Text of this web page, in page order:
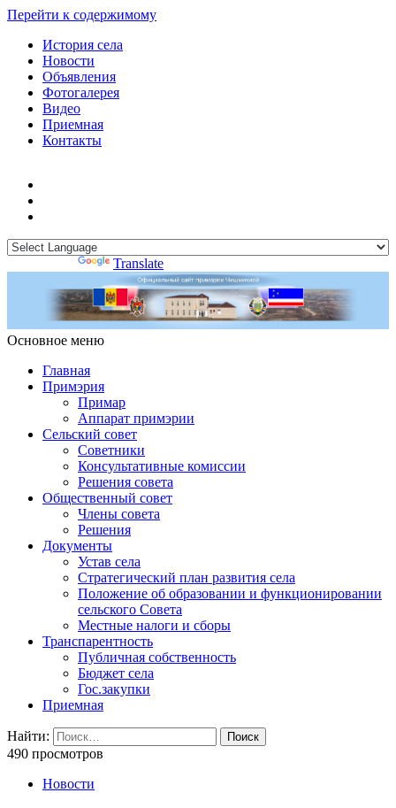
Перейти к содержимому
История села
Новости
Объявления
Фотогалерея
Видео
Приемная
Контакты
Translate
Основное меню
Примэрия Чишмикиой
Главная
Примэрия
Примар
Аппарат примэрии
Сельский совет
Советники
Консультативные комиссии
Решения совета
Общественный совет
Члены совета
Решения
Документы
Устав села
Стратегический план развития села
Положение об образовании и функционировании
сельского Совета
Местные налоги и сборы
Транспарентность
Публичная собственность
Бюджет села
Гос.закупки
Приемная
Найти:
490 просмотров
Новости